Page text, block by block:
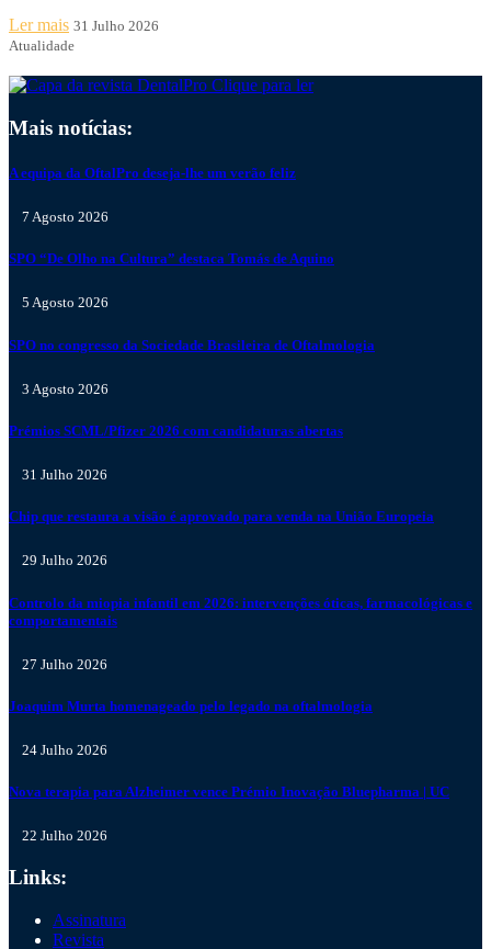
Ler mais 31 Julho 2026
Atualidade
Clique para ler
Mais notícias:
A equipa da OftalPro deseja-lhe um verão feliz
7 Agosto 2026
SPO “De Olho na Cultura” destaca Tomás de Aquino
5 Agosto 2026
SPO no congresso da Sociedade Brasileira de Oftalmologia
3 Agosto 2026
Prémios SCML/Pfizer 2026 com candidaturas abertas
31 Julho 2026
Chip que restaura a visão é aprovado para venda na União Europeia
29 Julho 2026
Controlo da miopia infantil em 2026: intervenções óticas, farmacológicas e
comportamentais
27 Julho 2026
Joaquim Murta homenageado pelo legado na oftalmologia
24 Julho 2026
Nova terapia para Alzheimer vence Prémio Inovação Bluepharma | UC
22 Julho 2026
Links:
Assinatura
Revista